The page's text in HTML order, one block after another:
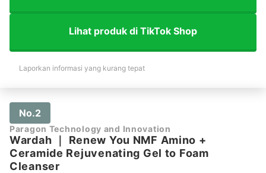
Lihat produk di TikTok Shop
Laporkan informasi yang kurang tepat
No.2
Paragon Technology and Innovation
Wardah ｜ Renew You NMF Amino +
Ceramide Rejuvenating Gel to Foam
Cleanser